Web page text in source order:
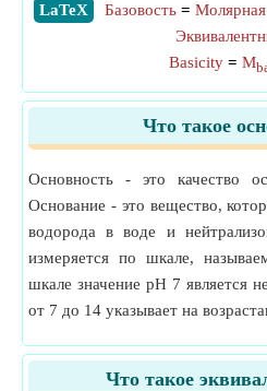
​LaTeX Базовость= Молярная
Basicity= M
Что такое
Основность - это качество
Основание - это вещество,
водорода в воде и
измеряется по шкале,
шкале значение pH 7 является
от 7 до 14 указывает на
Что такое